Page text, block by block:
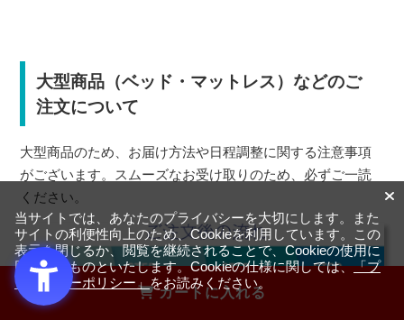
カートに入れる
大型商品（ベッド・マットレス）などのご
注文について
大型商品のため、お届け方法や日程調整に関する注意事項
がございます。スムーズなお受け取りのため、必ずご一読
ください。
当サイトでは、あなたのプライバシーを大切にします。また
サイトの利便性向上のため、Cookieを利用しています。この
表示を閉じるか、閲覧を継続されることで、Cookieの使用に
同意するものといたします。Cookieの仕様に関しては、「プ
ライバシーポリシー」をお読みください。